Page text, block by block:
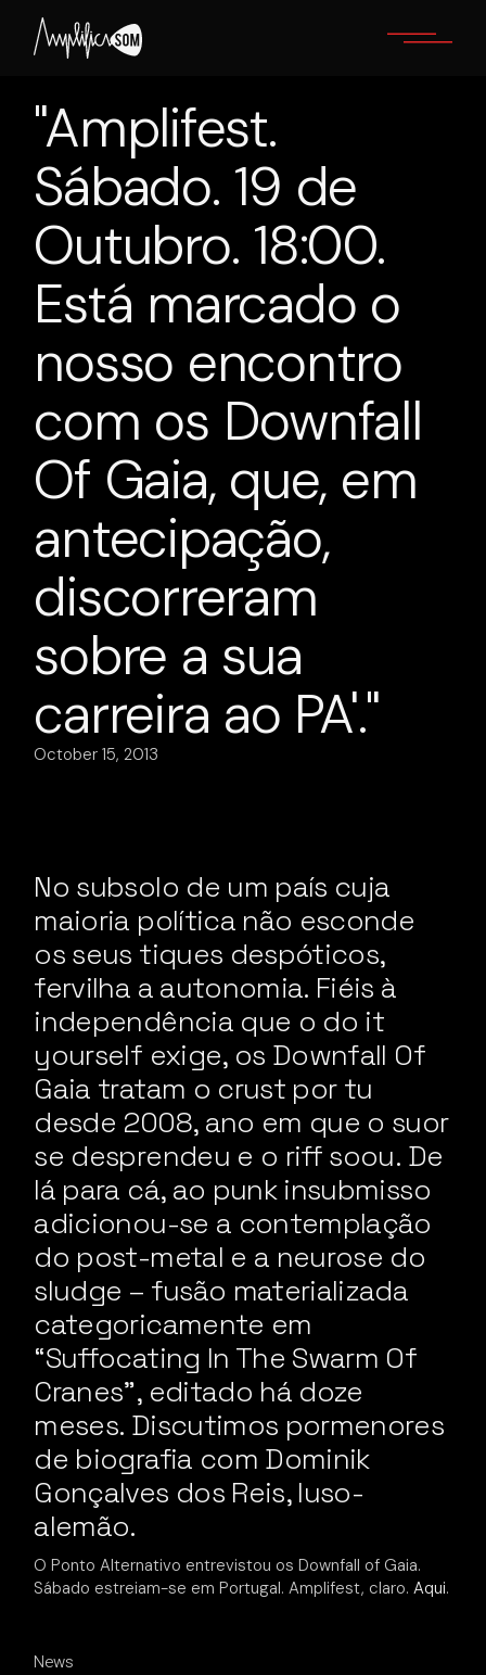
content
"Amplifest.
Sábado. 19 de
Outubro. 18:00.
Está marcado o
nosso encontro
com os Downfall
Of Gaia, que, em
antecipação,
discorreram
sobre a sua
carreira ao PA'."
October 15, 2013
No subsolo de um país cuja
maioria política não esconde
os seus tiques despóticos,
fervilha a autonomia. Fiéis à
independência que o do it
yourself exige, os Downfall Of
Gaia tratam o crust por tu
desde 2008, ano em que o suor
se desprendeu e o riff soou. De
lá para cá, ao punk insubmisso
adicionou-se a contemplação
do post-metal e a neurose do
sludge – fusão materializada
categoricamente em
“Suffocating In The Swarm Of
Cranes”, editado há doze
meses. Discutimos pormenores
de biografia com Dominik
Gonçalves dos Reis, luso-
alemão.
O Ponto Alternativo entrevistou os Downfall of Gaia.
Sábado estreiam-se em Portugal. Amplifest, claro.Aqui.
News